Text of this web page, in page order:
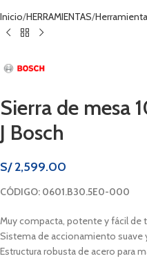
Inicio HERRAMIENTAS
Sierra de mesa
J Bosch
S/2,599.00
CÓDIGO: 0601.B30.5E0-000
Muy compacta, potente y fácil de
Sistema de accionamiento suave
Estructura robusta de acero para